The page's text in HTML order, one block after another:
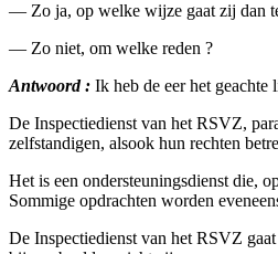
— Zo ja, op welke wijze gaat zij dan
— Zo niet, om welke reden ?
Antwoord : Ik heb de eer het geachte
De Inspectiedienst van het RSVZ,
zelfstandigen, alsook hun rechten
Het is een ondersteuningsdienst die,
Sommige opdrachten worden
De Inspectiedienst van het RSVZ